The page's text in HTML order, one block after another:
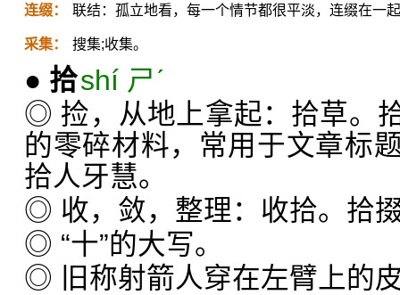
连缀： 联结：孤立地看，每一个情节都很平淡，连缀在一
采集： 搜集;收集。
● 拾shí ㄕˊ
◎ 捡，从地上拿起：拾草。
的零碎材料，常用于文章标
拾人牙慧。
◎ 收，敛，整理：收拾。拾
◎ “十”的大写。
◎ 旧称射箭人穿在左臂上的